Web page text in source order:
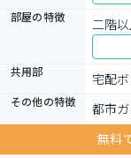
部屋の特徴
二階
共用部
宅配
その他の特徴
都市
無料